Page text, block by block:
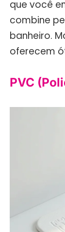
que você
combine
banheiro.
oferecem
PVC